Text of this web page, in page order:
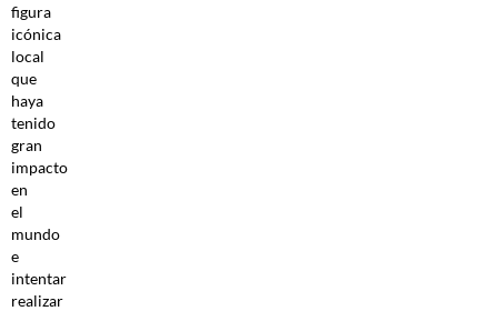
figura
icónica
local
que
haya
tenido
gran
impacto
en
el
mundo
e
intentar
realizar